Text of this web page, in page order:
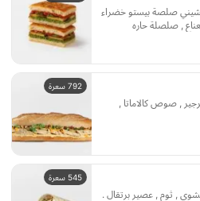
صلصة بيستو خضراء
, صلصلة حاره
792 سعرة
, صوص كالاماتا ,
545 سعرة
, ثوم , عصير برتقال .